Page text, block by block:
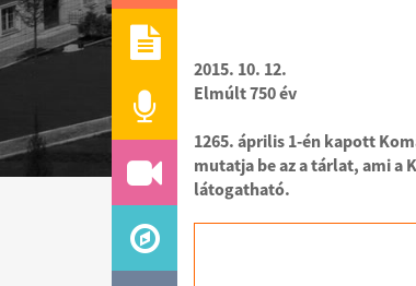
MÉDIA
2015. 10. 12.
Elmúlt 750 év
1265. április 1-én kapott
mutatja be az a tárlat, ami a
látogatható.